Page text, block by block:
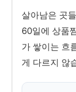
살아남은 곳
60일에 상품
가 쌓이는 흐
게 다르지 않